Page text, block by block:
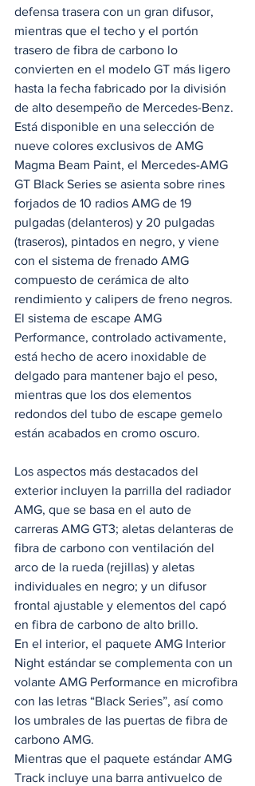
defensa trasera con un gran difusor,
mientras que el techo y el portón
trasero de fibra de carbono lo
convierten en el modelo GT más ligero
hasta la fecha fabricado por la división
de alto desempeño de Mercedes-Benz.
Está disponible en una selección de
nueve colores exclusivos de AMG
Magma Beam Paint, el Mercedes-AMG
GT Black Series se asienta sobre rines
forjados de 10 radios AMG de 19
pulgadas (delanteros) y 20 pulgadas
(traseros), pintados en negro, y viene
con el sistema de frenado AMG
compuesto de cerámica de alto
rendimiento y calipers de freno negros.
El sistema de escape AMG
Performance, controlado activamente,
está hecho de acero inoxidable de
delgado para mantener bajo el peso,
mientras que los dos elementos
redondos del tubo de escape gemelo
están acabados en cromo oscuro.
Los aspectos más destacados del
exterior incluyen la parrilla del radiador
AMG, que se basa en el auto de
carreras AMG GT3; aletas delanteras de
fibra de carbono con ventilación del
arco de la rueda (rejillas) y aletas
individuales en negro; y un difusor
frontal ajustable y elementos del capó
en fibra de carbono de alto brillo.
En el interior, el paquete AMG Interior
Night estándar se complementa con un
volante AMG Performance en microfibra
con las letras “Black Series”, así como
los umbrales de las puertas de fibra de
carbono AMG.
Mientras que el paquete estándar AMG
Track incluye una barra antivuelco de